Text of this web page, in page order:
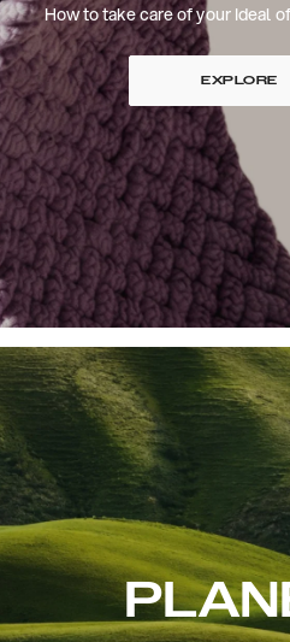
How to take care of your Ideal
EXPLORE